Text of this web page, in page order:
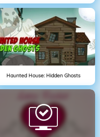
Haunted House: Hidden Ghosts